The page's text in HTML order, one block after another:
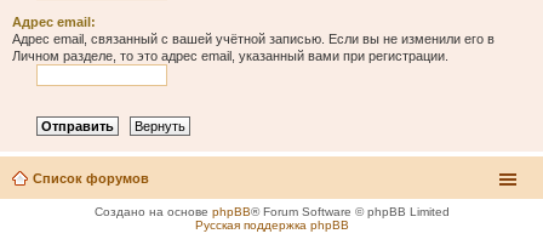
Адрес email:
Адрес email, связанный с вашей учётной записью. Если вы не изменили его в
Личном разделе, то это адрес email, указанный вами при регистрации.
Список форумов
Создано на основе phpBB® Forum Software © phpBB Limited
Русская поддержка phpBB